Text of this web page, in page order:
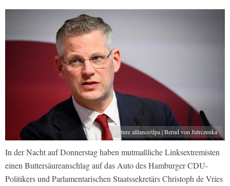
picture alliance/dpa | Bernd von Jutrczenka
In der Nacht auf Donnerstag haben mutmaßliche Linksextremisten
einen Buttersäureanschlag auf das Auto des Hamburger CDU-
Politikers und Parlamentarischen Staatssekretärs Christoph de Vries